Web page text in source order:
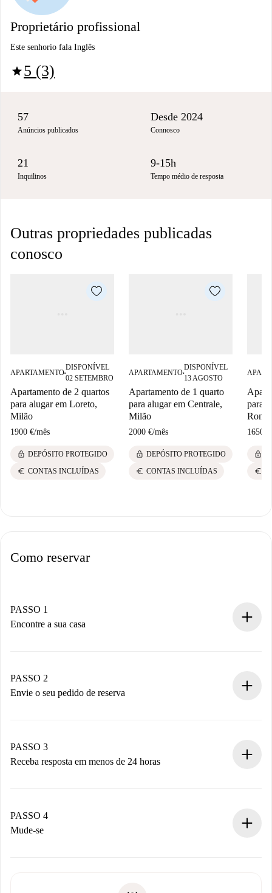
Proprietário profissional
Este senhorio fala Inglês
star5 (3)
57
Anúncios publicados
Desde 2024
Connosco
21
Inquilinos
9-15h
Tempo médio de resposta
Outras propriedades publicadas
conosco
APARTAMENTO■
DISPONÍVEL
02 SETEMBRO
Apartamento de 2 quartos
para alugar em Loreto,
Milão
1900 €/mês
lock DEPÓSITO PROTEGIDO
euro CONTAS INCLUÍDAS
APARTAMENTO■
DISPONÍVEL
13 AGOSTO
Apartamento de 1 quarto
para alugar em Centrale,
Milão
2000 €/mês
lock DEPÓSITO PROTEGIDO
euro CONTAS INCLUÍDAS
para
1650 €
lock
euro
Como reservar
PASSO 1
Encontre a sua casa
Você tem todas as informações necessárias
antecipadamente.
PASSO 2
Envie o seu pedido de reserva
Não cobramos nada até que o proprietário confirme.
PASSO 3
Receba resposta em menos de 24 horas
proprietário.
Se recusada: não cobraremos nada e ofereceremos
PASSO 4
Mude-se